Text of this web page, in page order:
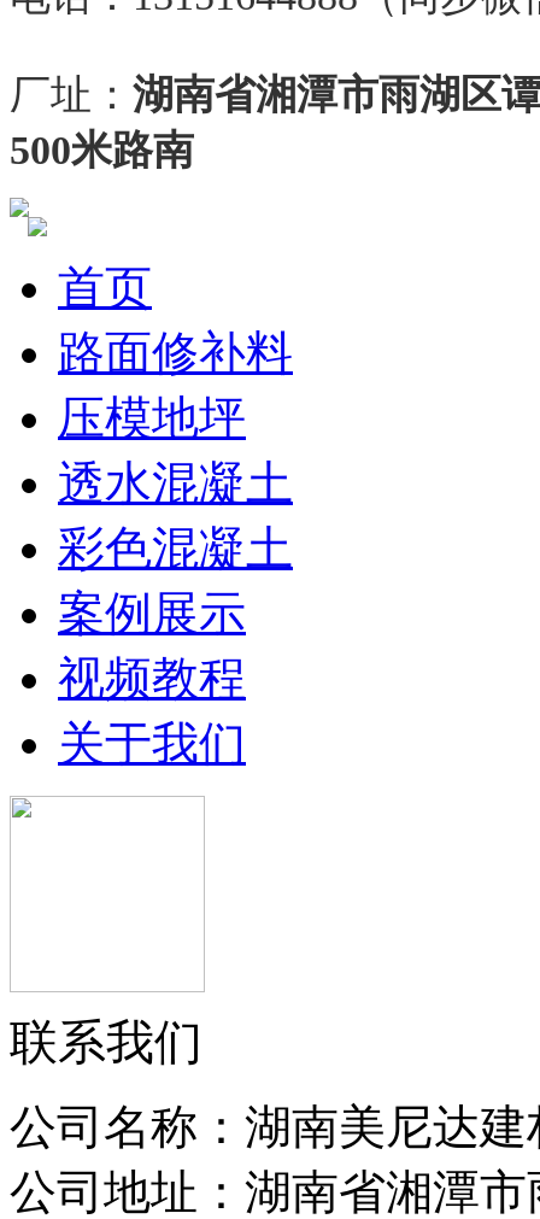
厂址： 湖南省湘潭市雨湖区
500米路南
首页
路面修补料
压模地坪
透水混凝土
彩色混凝土
案例展示
视频教程
关于我们
联系我们
公司名称：湖南美尼达
公司地址：湖南省湘潭